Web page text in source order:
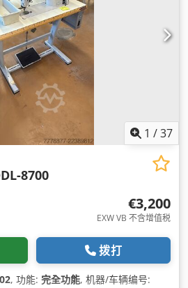
1 /37
8700
€3,200
EXW VB 不含增值税
拨打
, 功能: 完全功能, 机器/车辆编号: